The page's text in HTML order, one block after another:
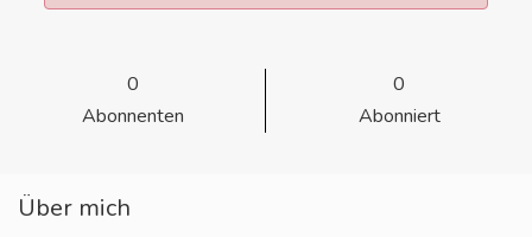
0
Abonnenten
0
Abonniert
Über mich